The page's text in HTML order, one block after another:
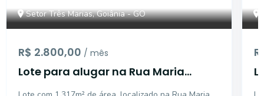
Setor Três Marias, Goiânia - GO
R$ 2.800,00 / mês
Lote para alugar na Rua Maria